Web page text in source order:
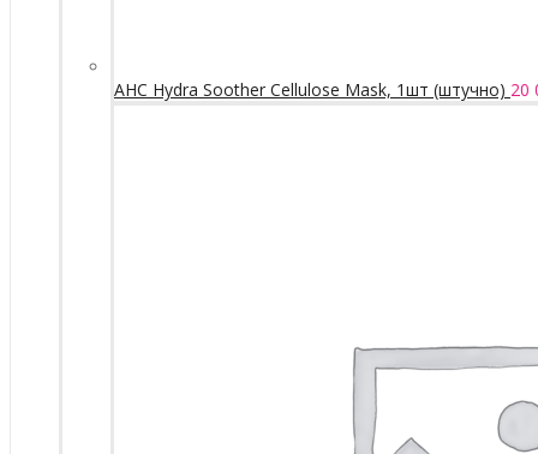
AHC Hydra Soother Cellulose Mask, 1шт (штучно) 20